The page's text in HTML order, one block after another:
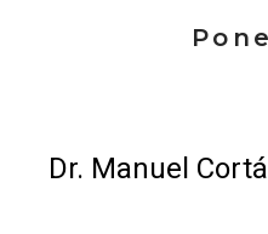
Dr. Manuel